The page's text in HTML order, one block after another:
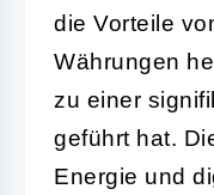
die Vorteile
Währungen
zu einer
geführt hat.
Energie und